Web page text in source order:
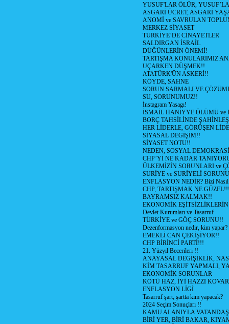
YUSUF'LAR ÖLÜR,
ASGARİ ÜCRET, ASGARİ
ANOMİ ve SAVRULAN
MERKEZ SİYASET
TÜRKİYE’DE CİNAYETLER
SALDIRGAN İSRAİL
DÜĞÜNLERİN ÖNEMİ!
TARTIŞMA KONULARIMIZ
UÇARKEN DÜŞMEK!!
ATATÜRK'ÜN ASKERİ!!
KÖYDE, SAHNE
SORUN SARMALI VE
SU, SORUNUMUZ!!
İnstagram Yasagı!
İSMAİL HANİYYE ÖLÜMÜ ve
BORÇ TAHSİLİNDE
HER LİDERLE, GÖRÜŞEN
SİYASAL DEGİŞİM!!
SİYASET NOTU!!
NEDEN, SOSYAL
CHP’Yİ NE KADAR
ÜLKEMİZİN SORUNLARI ve
SURİYE ve SURİYELİ
ENFLASYON NEDİR? Bizi
CHP, TARTIŞMAK NE
BAYRAMSIZ KALMAK!!
EKONOMİK
Devlet Kurumları ve Tasarruf
TÜRKİYE ve GÖÇ SORUNU!!
Dezenformasyon nedir, kim yapar?
EMEKLİ CAN ÇEKİŞİYOR!!
CHP BİRİNCİ PARTİ!!!
21. Yüzyıl Becerileri !!
ANAYASAL DEGİŞİKLİK,
KİM TASARRUF YAPMALI,
EKONOMİK SORUNLAR
KÖTÜ HAZ, İYİ HAZZI
ENFLASYON LİGİ
Tasarruf şart, şartta kim yapacak?
2024 Seçim Sonuçları !!
KAMU ALANIYLA
BİRİ YER, BİRİ BAKAR,